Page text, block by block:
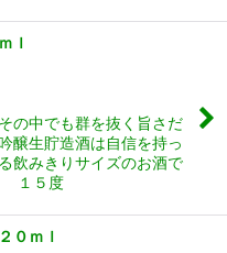
ｌ
の中でも群を抜く旨さだ
醸生貯造酒は自信を持っ
飲みきりサイズのお酒で
１５度
ｍｌ